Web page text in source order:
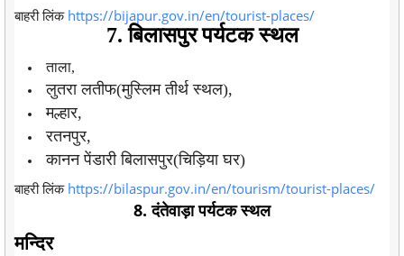
बाहरी लिंक https://bijapur.gov.in/en/tourist-places/
7. बिलासपुर पर्यटक स्थल
ताला,
लुतरा लतीफ(मुस्लिम तीर्थ स्थल),
मल्हार,
रतनपुर,
कानन पेंडारी बिलासपुर(चिड़िया घर)
बाहरी लिंक https://bilaspur.gov.in/en/tourism/tourist-places/
8. दंतेवाड़ा पर्यटक स्थल
मन्दिर